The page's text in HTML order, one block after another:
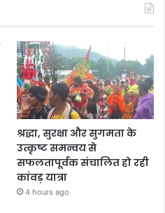
श्रद्धा, सुरक्षा और सुगमता के
उत्कृष्ट समन्वय से
सफलतापूर्वक संचालित हो रही
कांवड़ यात्रा
4 hours ago